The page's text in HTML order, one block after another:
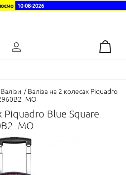
10-08-2026
/ Валіза на 2 колесах Piquadro
Piquadro Blue Square